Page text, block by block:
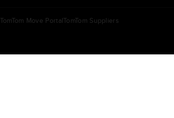
TomTom Move PortalTomTom Suppliers